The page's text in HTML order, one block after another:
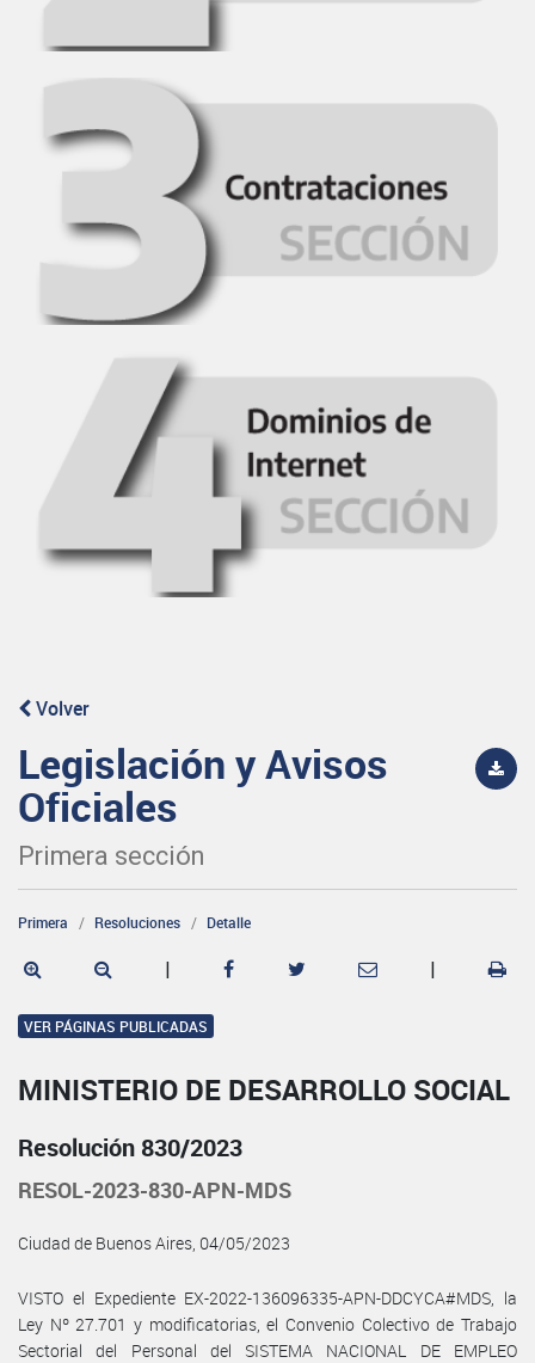
Volver
Legislación y Avisos
Oficiales
Primera sección
Primera Resoluciones Detalle
| |
VER PÁGINAS PUBLICADAS
MINISTERIO DE DESARROLLO SOCIAL
Resolución 830/2023
RESOL-2023-830-APN-MDS
Ciudad de Buenos Aires, 04/05/2023
VISTO el Expediente EX-2022-136096335-APN-DDCYCA#MDS, la
Ley Nº 27.701 y modificatorias, el Convenio Colectivo de Trabajo
Sectorial del Personal del SISTEMA NACIONAL DE EMPLEO